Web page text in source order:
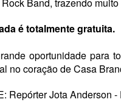
é totalmente gratuita.
oportunidade para
no coração de Casa
Repórter Jota Anderson